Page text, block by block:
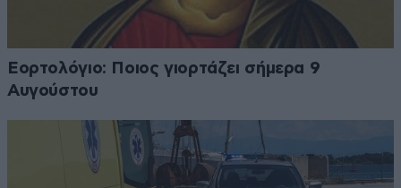
Εορτολόγιο: Ποιος γιορτάζει σήμερα 9
Αυγούστου